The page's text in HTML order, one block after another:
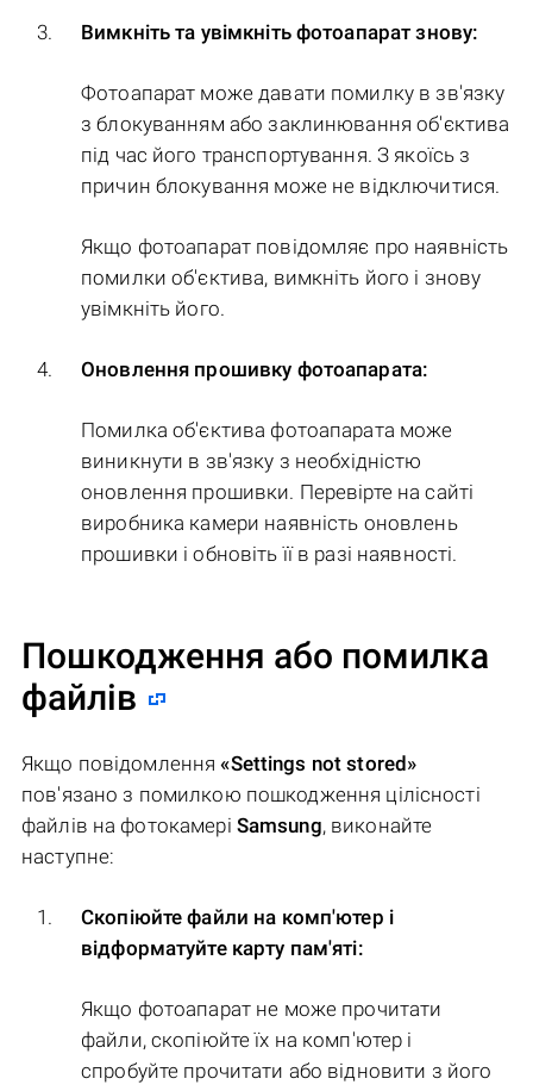
Вимкніть та увімкніть фотоапарат знову:
Фотоапарат може давати помилку в зв'язку
з блокуванням або заклинювання об'єктива
під час його транспортування. З якоїсь з
причин блокування може не відключитися.
Якщо фотоапарат повідомляє про наявність
помилки об'єктива, вимкніть його і знову
увімкніть його.
Оновлення прошивку фотоапарата:
Помилка об'єктива фотоапарата може
виникнути в зв'язку з необхідністю
оновлення прошивки. Перевірте на сайті
виробника камери наявність оновлень
прошивки і обновіть її в разі наявності.
Пошкодження або помилка
файлів
Якщо повідомлення«Settings not stored»
пов'язано з помилкою пошкодження цілісності
файлів на фотокамері Samsung, виконайте
наступне:
Скопіюйте файли на комп'ютер і
відформатуйте карту пам'яті:
Якщо фотоапарат не може прочитати
файли, скопіюйте їх на комп'ютер і
спробуйте прочитати або відновити з його